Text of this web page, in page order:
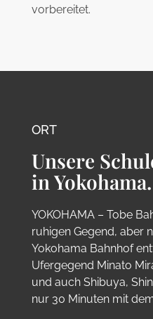
vorbereitet.
ORT
Unsere
in Yokohama.
YOKOHAMA – Tobe
ruhigen Gegend, aber
Yokohama Bahnhof
Ufergegend Minato
und auch Shibuya,
nur 30 Minuten mit